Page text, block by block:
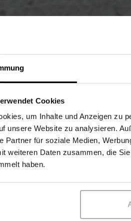
Cookies
um Inhalte und Anzeigen zu
unsere Website zu analysieren.
Partner für soziale Medien,
weiteren Daten zusammen, die
haben.
–
Sind Sie
Ich bestätige, dass ich
GEWERBETREIBENDER